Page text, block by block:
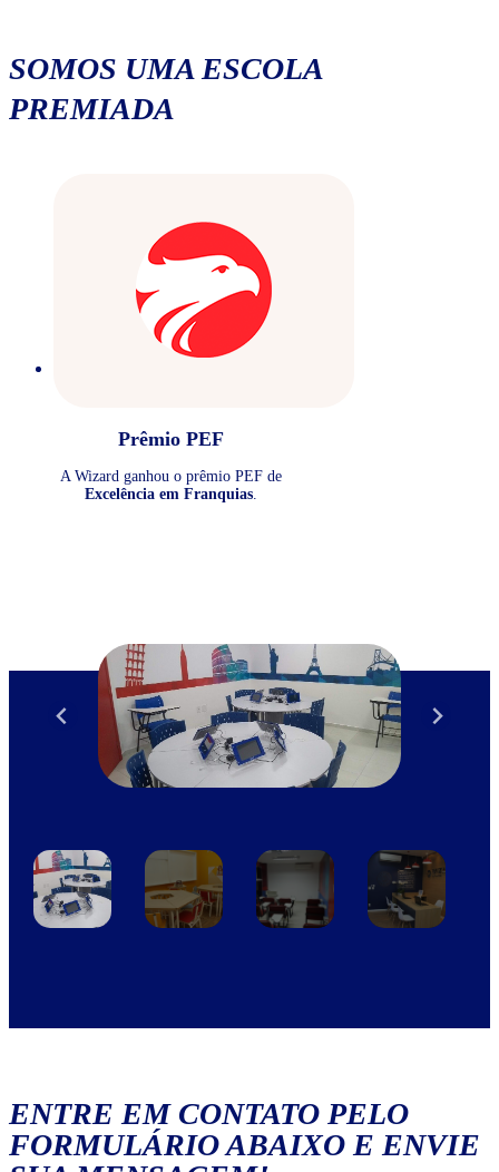
SOMOS UMA ESCOLA
PREMIADA
Prêmio PEF
A Wizard ganhou o prêmio PEF de
Excelência em Franquias.
ENTRE EM CONTATO PELO
FORMULÁRIO ABAIXO E ENVIE